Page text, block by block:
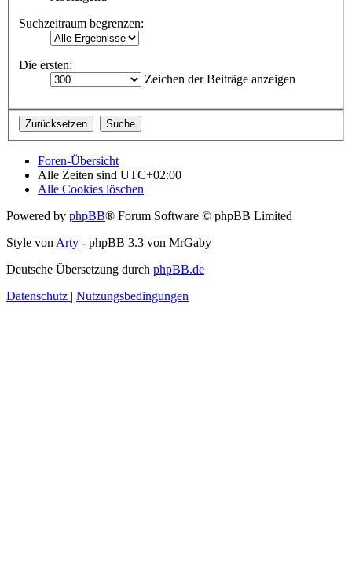
Suchzeitraum begrenzen:
Die ersten:
Zeichen der Beiträge anzeigen
Foren-Übersicht
Alle Zeiten sind UTC+02:00
Alle Cookies löschen
Powered by phpBB® Forum Software © phpBB Limited
Style von Arty - phpBB 3.3 von MrGaby
Deutsche Übersetzung durch phpBB.de
Datenschutz | Nutzungsbedingungen